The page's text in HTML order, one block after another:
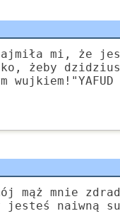
mi, że
żeby
wujkiem!"YAFUD
mąż mnie
naiwną